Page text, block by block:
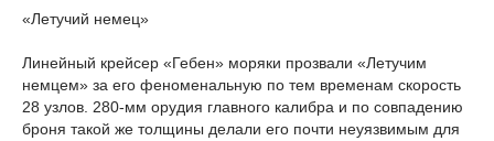
«Летучий немец»
Линейный крейсер «Гебен» моряки прозвали «Летучим
немцем» за его феноменальную по тем временам скорость
28 узлов. 280-мм орудия главного калибра и по совпадению
броня такой же толщины делали его почти неуязвимым для